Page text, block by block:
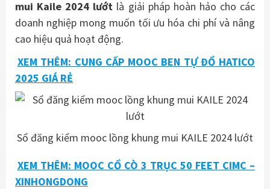
mui Kaile 2024 lướt là giải pháp hoàn hảo cho các
doanh nghiệp mong muốn tối ưu hóa chi phí và nâng
cao hiệu quả hoạt động.
XEM THÊM: CUNG CẤP MOOC BEN TỰ ĐỔ HATICO
2025 GIÁ RẺ
Sổ đăng kiểm mooc lồng khung mui KAILE 2024 lướt
XEM THÊM: MOOC CỔ CÒ 3 TRỤC 50 FEET CIMC –
XINHONGDONG